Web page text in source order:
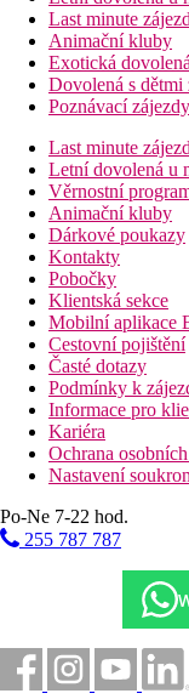
Last minute
Animační kluby
Exotická dovolená
Dovolená s dětmi
Poznávací zájezdy
Last minute
Letní dovolená u
Věrnostní
Animační kluby
Dárkové poukazy
Kontakty
Pobočky
Klientská sekce
Mobilní aplikace
Cestovní pojištění
Časté dotazy
Podmínky k
Informace pro
Kariéra
Ochrana
Nastavení
Po-Ne 7-22 hod.
255 787 787